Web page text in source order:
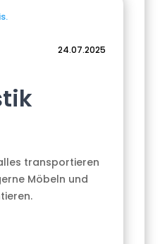
24.07.2025
transportieren
Möbeln und